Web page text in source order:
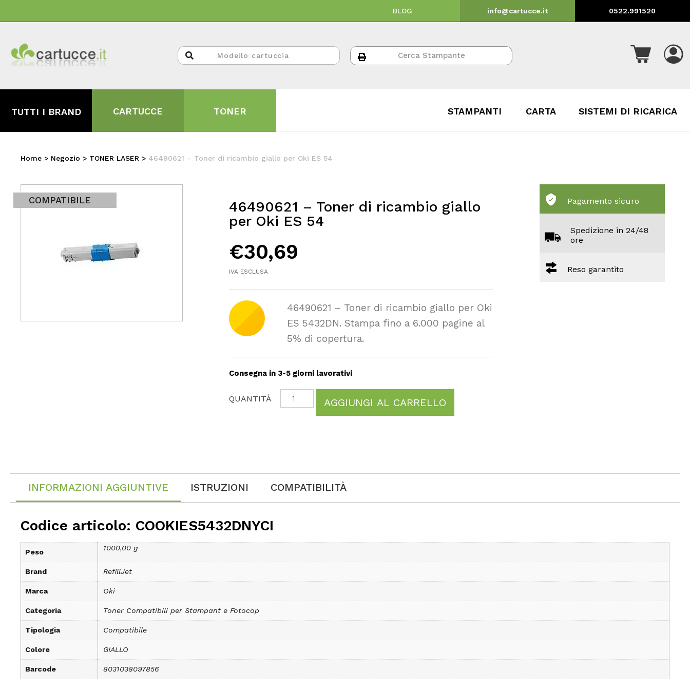
BLOG info@cartucce.it 0522.991520
TUTTI I BRAND CARTUCCE TONER STAMPANTI CARTA SISTEMI DI RICARICA
Home > Negozio > TONER LASER > 46490621 – Toner di ricambio giallo per Oki ES 54
COMPATIBILE
46490621 – Toner di ricambio giallo
per Oki ES 54
€30,69
IVA ESCLUSA
46490621 – Toner di ricambio giallo per Oki
ES 5432DN. Stampa fino a 6.000 pagine al
5% di copertura.
Consegna in 3-5 giorni lavorativi
AGGIUNGI AL CARRELLO
Pagamento sicuro
Spedizione in 24/48
ore
Reso garantito
INFORMAZIONI AGGIUNTIVE ISTRUZIONI COMPATIBILITÀ
Codice articolo: COOKIES5432DNYCI
Peso 1000,00 g
Brand RefillJet
Marca Oki
Categoria Toner Compatibili per Stampant e Fotocop
Tipologia Compatibile
Colore GIALLO
Barcode 8031038097856